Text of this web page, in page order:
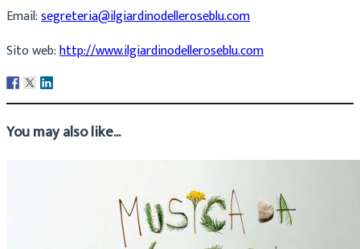
Email:segreteria@ilgiardinodelleroseblu.com
Sito web:http://www.ilgiardinodelleroseblu.com
You may also like...